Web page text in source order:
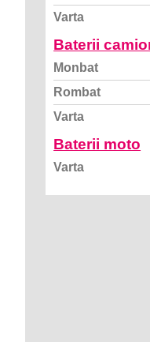
Varta
Baterii
Monbat
Rombat
Varta
Baterii moto
Varta